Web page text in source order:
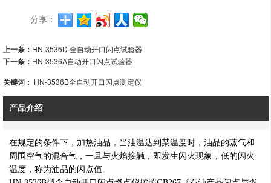
分享：
上一条： HN-3536D 全自动开口闪点试验器
下一条： HN-3536A自动开口闪点试验器
关键词： HN-3536B全自动开口闪点测定仪
产品介绍
在规定的条件下，加热油品，当油温达到某温度时，油品的蒸气和
周围空气的混合气，一旦与火焰接触，即发生闪火现象，低的闪火
温度，称为油品的闪点值。